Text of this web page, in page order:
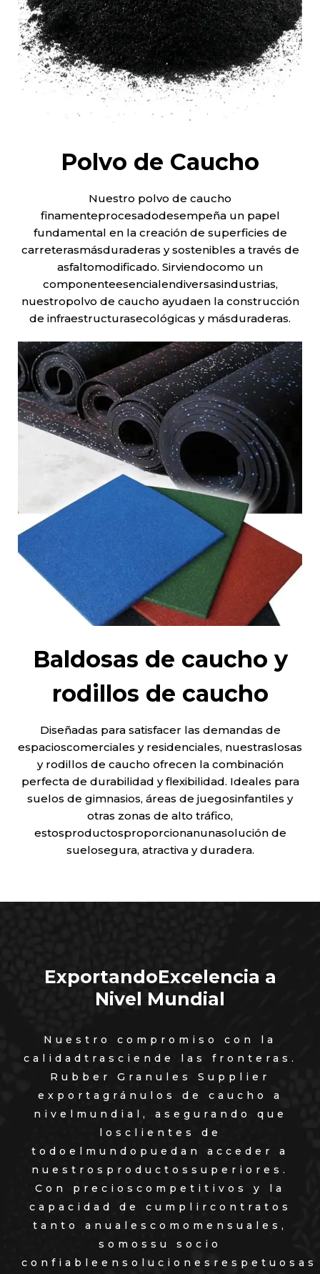
Polvo de Caucho
Nuestro polvo de caucho
finamenteprocesadodesempeña un papel
fundamental en la creación de superficies de
carreterasmásduraderas y sostenibles a través de
asfaltomodificado. Sirviendocomo un
componenteesencialendiversasindustrias,
nuestropolvo de caucho ayudaen la construcción
de infraestructurasecológicas y másduraderas.
Baldosas de caucho y
rodillos de caucho
Diseñadas para satisfacer las demandas de
espacioscomerciales y residenciales, nuestraslosas
y rodillos de caucho ofrecen la combinación
perfecta de durabilidad y flexibilidad. Ideales para
suelos de gimnasios, áreas de juegosinfantiles y
otras zonas de alto tráfico,
estosproductosproporcionanunasolución de
suelosegura, atractiva y duradera.
ExportandoExcelencia a
Nivel Mundial
Nuestro compromiso con la
calidadtrasciende las fronteras.
Rubber Granules Supplier
exportagránulos de caucho a
nivelmundial, asegurando que
losclientes de
todoelmundopuedan acceder a
nuestrosproductossuperiores.
Con precioscompetitivos y la
capacidad de cumplircontratos
tanto anualescomomensuales,
somossu socio
confiableensolucionesrespetuosas